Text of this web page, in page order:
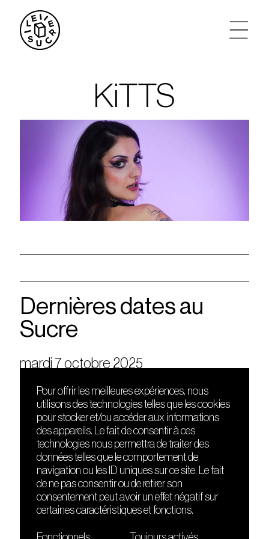
agenda
tickets
le sucre max
partenariats
KiTTS
Dernières dates au
Sucre
mardi 7 octobre 2025
DÉCOUVRIR
Le lieu
Contact
Presse
Cours de DJing
TMLAB
FRIENDS
Nuits sonores
HEAT
Hôtel71
La Gaîté Lyrique
Pour offrir les meilleures expériences, nous
utilisons des technologies telles que les cookies
pour stocker et/ou accéder aux informations
des appareils. Le fait de consentir à ces
technologies nous permettra de traiter des
données telles que le comportement de
navigation ou les ID uniques sur ce site. Le fait
de ne pas consentir ou de retirer son
consentement peut avoir un effet négatif sur
certaines caractéristiques et fonctions.